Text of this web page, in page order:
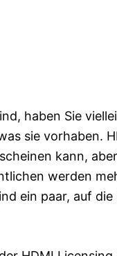
haben Sie
sie vorhaben.
kann,
werden
ein paar, auf